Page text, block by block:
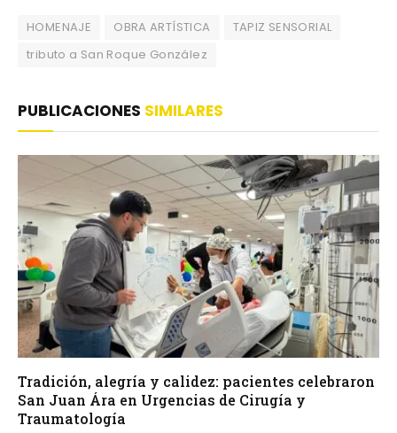
HOMENAJE OBRA ARTÍSTICA
TAPIZ SENSORIAL
tributo a San Roque González
PUBLICACIONES SIMILARES
Tradición, alegría y calidez: pacientes celebraron
San Juan Ára en Urgencias de Cirugía y
Traumatología